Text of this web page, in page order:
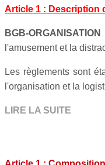
Article 1 : Description
BGB-
l'amusement et la
Les règlements sont
l'organisation et la
LIRE LA SUITE